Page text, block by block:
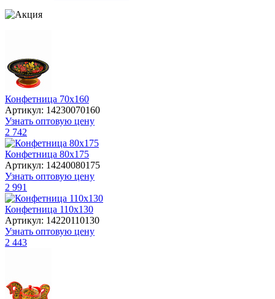
Конфетница 70х160
Артикул: 14230070160
Узнать оптовую цену
2 742
Конфетница 80х175
Артикул: 14240080175
Узнать оптовую цену
2 991
Конфетница 110х130
Артикул: 14220110130
Узнать оптовую цену
2 443